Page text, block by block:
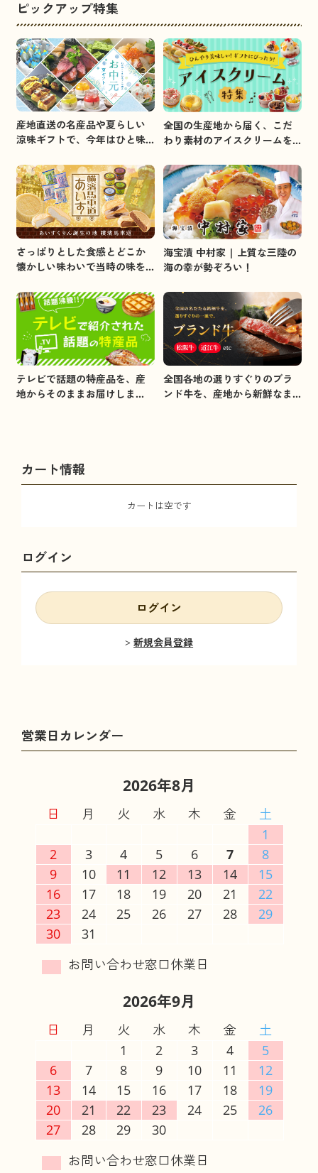
ピックアップ特集
産地直送の名産品や夏らしい
涼味ギフトで、今年はひと味
全国の生産地から届く、こだ
わり素材のアイスクリームを
さっぱりとした食感とどこか
懐かしい味わいで当時の味を
海宝漬 中村家 | 上質な三陸の
海の幸が勢ぞろい！
テレビで話題の特産品を、産
地からそのままお届けしま
全国各地の選りすぐりのブラ
ンド牛を、産地から新鮮なま
カート情報
カートは空です
ログイン
ログイン
新規会員登録
2026年8月
日 月 火 水 木 金
土
1
2
3 4 5 6 7
8
9
10 11 12 13 14
15
16
17 18 19 20 21
22
23
24 25 26 27 28
29
30
31
2026年9月
日 月 火 水 木 金
土
1
2 3 4
5
6
7 8 9 10 11
12
13
14 15 16 17 18
19
20
21 22 23 24 25
26
27
28 29 30